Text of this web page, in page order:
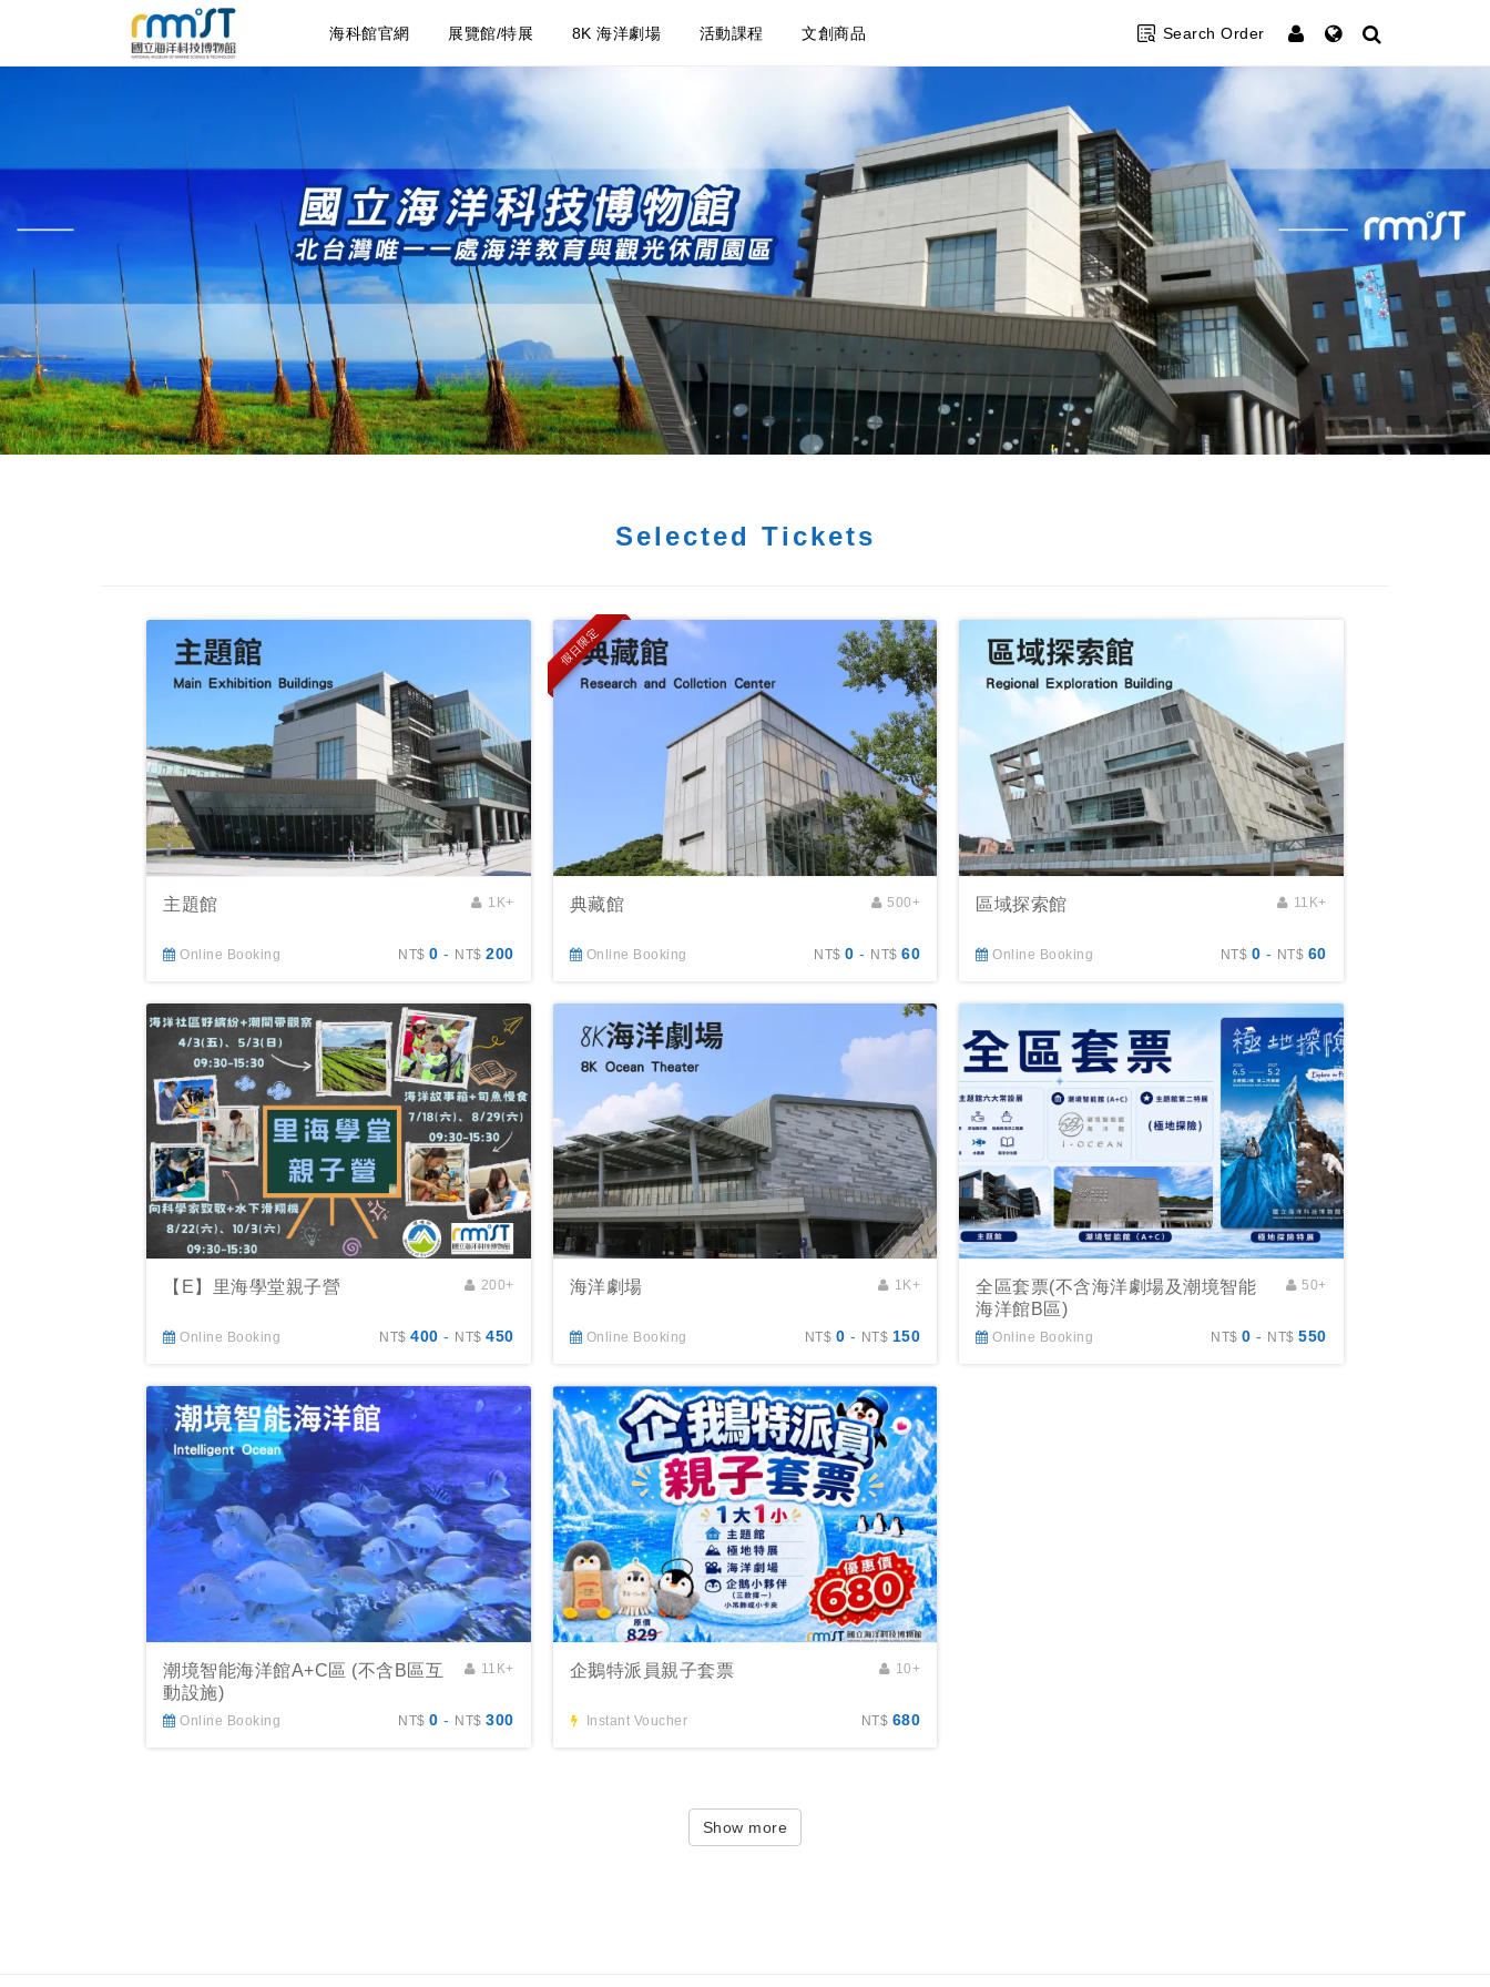
海科館官網 展覽館/特展 8K 海洋劇場 活動課程 文創商品 Search Order
Selected Tickets
主題館
Online Booking
1K+
NT$0 - NT$200
假日限定
典藏館
Online Booking
500+
NT$0 - NT$60
區域探索館
Online Booking
11K+
NT$ 0 - NT$ 60
【E】里海學堂親子營
Online Booking
200+
NT$400 - NT$450
海洋劇場
Online Booking
1K+
NT$ 0 - NT$ 150
全區套票(不含海洋劇場及潮境智能
海洋館B區)
Online Booking
50+
NT$0 - NT$550
潮境智能海洋館A+C區 (不含B區互
動設施)
Online Booking
11K+
NT$0 - NT$300
企鵝特派員親子套票
Instant Voucher
10+
NT$ 680
Show more